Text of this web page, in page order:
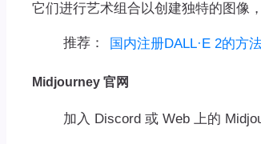
它们进行艺术组合以创建独特的图像
推荐： 国内注册DALL·E 2的方
Midjourney 官网
加入 Discord 或 Web 上的